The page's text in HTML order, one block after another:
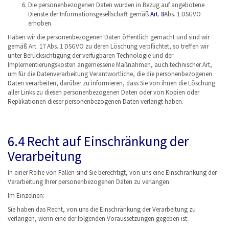
Die personenbezogenen Daten wurden in Bezug auf angebotene
Dienste der Informationsgesellschaft gemäßArt. 8Abs. 1 DSGVO
erhoben.
Haben wir die personenbezogenen Daten öffentlich gemacht und sind wir
gemäß Art. 17 Abs. 1 DSGVO zu deren Löschung verpflichtet, so treffen wir
unter Berücksichtigung der verfügbaren Technologie und der
Implementierungskosten angemessene Maßnahmen, auch technischer Art,
um für die Datenverarbeitung Verantwortliche, die die personenbezogenen
Daten verarbeiten, darüber zu informieren, dass Sie von ihnen die Löschung
aller Links zu diesen personenbezogenen Daten oder von Kopien oder
Replikationen dieser personenbezogenen Daten verlangt haben.
6.4 Recht auf Einschränkung der
Verarbeitung
In einer Reihe von Fällen sind Sie berechtigt, von uns eine Einschränkung der
Verarbeitung Ihrer personenbezogenen Daten zu verlangen.
Im Einzelnen:
Sie haben das Recht, von uns die Einschränkung der Verarbeitung zu
verlangen, wenn eine der folgenden Voraussetzungen gegeben ist: